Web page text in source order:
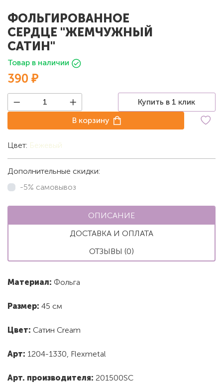
ФОЛЬГИРОВАННОЕ
СЕРДЦЕ "ЖЕМЧУЖНЫЙ
САТИН"
Товар в наличии
390 ₽
Купить в 1 клик
В корзину
Цвет: Бежевый
Дополнительные скидки:
-5% самовывоз
ОПИСАНИЕ
ДОСТАВКА И ОПЛАТА
ОТЗЫВЫ (0)
Материал: Фольга
Размер: 45 см
Цвет: Сатин Cream
Арт: 1204-1330, Flexmetal
Арт. производителя: 201500SC